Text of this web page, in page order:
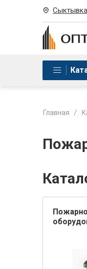
Главная /